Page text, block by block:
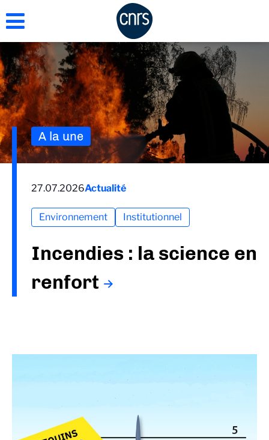
au
principal
A la une
27.07.2026Actualité
Environnement Institutionnel
Incendies : la science en
renfort